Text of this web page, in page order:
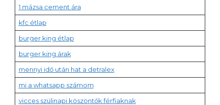
1 mázsa cement ára
kfc étlap
burger king étlap
burger king árak
mennyi idő után hat a detralex
mi a whatsapp számom
vicces szülinapi köszöntők férfiaknak